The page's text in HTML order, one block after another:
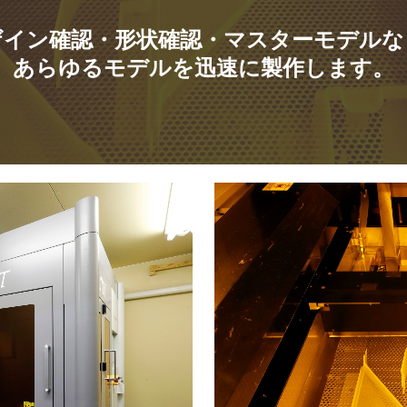
ン確認・形状確認・マスターモデル
あらゆるモデルを迅速に製作します。